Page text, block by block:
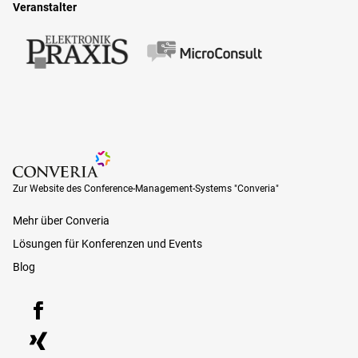
Veranstalter
Zur Website des Conference-Management-Systems "Converia"
Zur Website des Conference-Management-Systems "Converia"
Mehr über Converia
Lösungen für Konferenzen und Events
Blog